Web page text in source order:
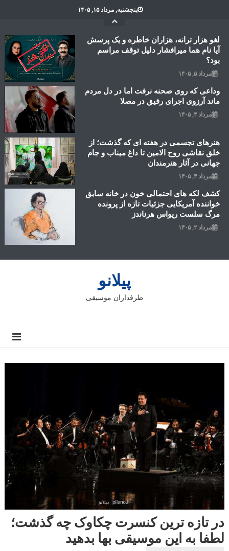
پنجشنبه, مرداد ۱۵, ۱۴۰۵
لغو هزار ترانه، هزاران خاطره و یک پرسش
آیا نام هما میرافشار دلیل توقف مراسم
بود؟
مرداد ۵, ۱۴۰۵
وداعی که روی صحنه نرفت اما در دل مردم
ماند آرزوی اجرای رفیق در مصلا
مرداد ۴, ۱۴۰۵
هنرهای تجسمی در هفته ای که گذشت؛ از
خلق نقاشی روح الامین تا داغ میناب و جام
جهانی در آثار هنرمندان
مرداد ۳, ۱۴۰۵
کشف لکه های احتمالی خون در خانه سابق
خواننده آمریکایی جزئیات تازه از پرونده
مرگ سلست ریواس هرناندز
مرداد ۲, ۱۴۰۵
پیلانو
طرفداران موسیقی
در تازه ترین کنسرت چکاوک چه گذشت؛
لطفا به این موسیقی بها بدهید